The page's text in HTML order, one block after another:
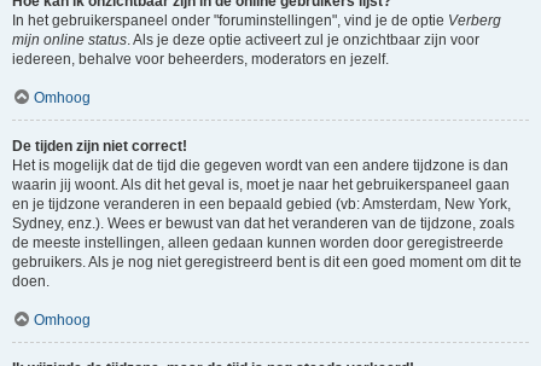
In het gebruikerspaneel onder "foruminstellingen", vind je de optie Verberg
mijn online status. Als je deze optie activeert zul je onzichtbaar zijn voor
iedereen, behalve voor beheerders, moderators en jezelf.
Omhoog
De tijden zijn niet correct!
Het is mogelijk dat de tijd die gegeven wordt van een andere tijdzone is dan
waarin jij woont. Als dit het geval is, moet je naar het gebruikerspaneel gaan
en je tijdzone veranderen in een bepaald gebied (vb: Amsterdam, New York,
Sydney, enz.). Wees er bewust van dat het veranderen van de tijdzone, zoals
de meeste instellingen, alleen gedaan kunnen worden door geregistreerde
gebruikers. Als je nog niet geregistreerd bent is dit een goed moment om dit te
doen.
Omhoog